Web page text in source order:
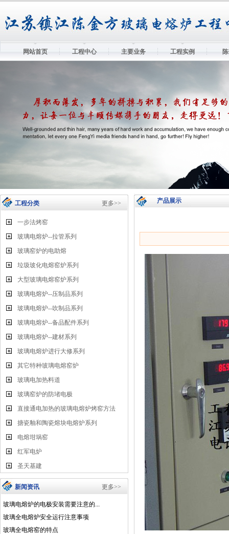
网站首页 工程中心 主要业务 工程实例
工程分类 更多>>
一步法烤窑
玻璃电熔炉--拉管系列
玻璃窑炉的电助熔
垃圾玻化电熔窑炉系列
大型玻璃电熔窑炉系列
玻璃电熔炉--压制品系列
玻璃电熔炉--吹制品系列
玻璃电熔炉--备品配件系列
玻璃电熔炉--建材系列
玻璃电熔炉进行大修系列
其它特种玻璃电熔窑炉
玻璃电加热料道
玻璃窑炉的防堵电极
直接通电加热的玻璃电熔炉烤窑方法
搪瓷釉和陶瓷熔块电熔炉系列
电熔坩埚窑
红军电炉
圣天基建
更多>>
新闻资讯
玻璃电熔炉的电极安装需要注意的...
玻璃全电熔炉安全运行注意事项
玻璃全电熔窑的特点
产品展示